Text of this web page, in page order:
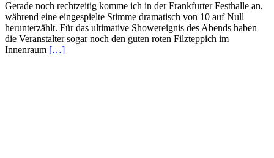
Gerade noch rechtzeitig komme ich in der Frankfurter Festhalle an,
während eine eingespielte Stimme dramatisch von 10 auf Null
herunterzählt. Für das ultimative Showereignis des Abends haben
die Veranstalter sogar noch den guten roten Filzteppich im
Innenraum […]